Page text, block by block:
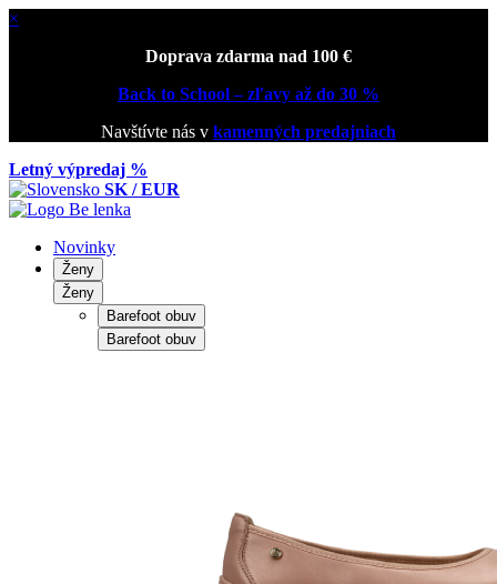
×
Doprava zdarma nad 100 €
Back to School – zľavy až do 30 %
Navštívte nás v kamenných predajniach
Letný výpredaj %
SK / EUR
Novinky
Ženy
Ženy
Barefoot obuv
Barefoot obuv